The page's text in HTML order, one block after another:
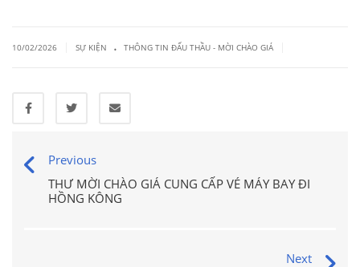
10/02/2026 SỰ KIỆN . THÔNG TIN ĐẤU THẦU - MỜI CHÀO GIÁ
Previous
THƯ MỜI CHÀO GIÁ CUNG CẤP VÉ MÁY BAY ĐI
HỒNG KÔNG
Next